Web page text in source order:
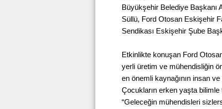
Büyükşehir Belediye
Süllü, Ford Otosan Eskişehir
Sendikası Eskişehir Şube
Etkinlikte konuşan Ford
yerli üretim ve mühendisliğin
en önemli kaynağının insan
Çocukların erken yaşta bilimle
“Geleceğin mühendisleri